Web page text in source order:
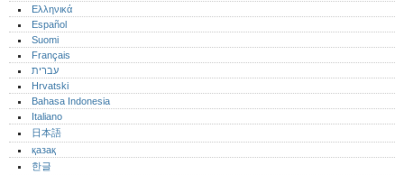
Ελληνικά
Español
Suomi
Français
עברית
Hrvatski
Bahasa Indonesia
Italiano
日本語
қазақ
한글